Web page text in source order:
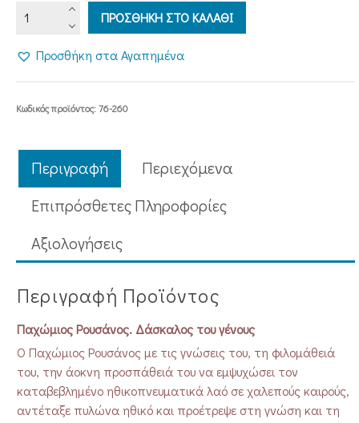
ΡΟΥΣΑΝΟΣ.
ΔΑΣΚΑΛΟΣ
ποσότητα
ΠΡΟΣΘΗΚΗ ΣΤΟ ΚΑΛΑΘΙ
Προσθήκη στα Αγαπημένα
Κωδικός προϊόντος:76-260
Περιγραφή
Περιεχόμενα
Επιπρόσθετες Πληροφορίες
Aξιολογήσεις
Περιγραφή Προϊόντος
Παχώμιος Ρουσάνος. Δάσκαλος του γένους
Ο Παχώμιος Ρουσάνος με τις γνώσεις του, τη φιλομάθειά
του, την άοκνη προσπάθειά του να εμψυχώσει τον
καταβεβλημένο ηθικοπνευματικά λαό σε χαλεπούς καιρούς,
αντέταξε πυλώνα ηθικό και προέτρεψε στη γνώση και τη